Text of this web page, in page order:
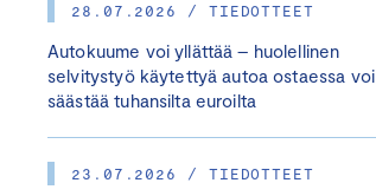
28.07.2026 / TIEDOTTEET
Autokuume voi yllättää – huolellinen
selvitystyö käytettyä autoa ostaessa voi
säästää tuhansilta euroilta
23.07.2026 / TIEDOTTEET